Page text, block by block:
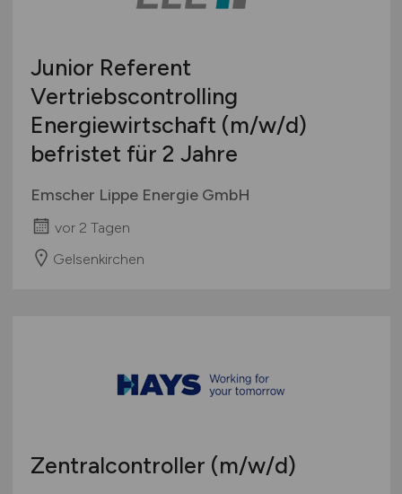
Junior Referent
Vertriebscontrolling
Energiewirtschaft (m/w/d)
befristet für 2 Jahre
Emscher Lippe Energie GmbH
vor 2 Tagen
Gelsenkirchen
Zentralcontroller (m/w/d)